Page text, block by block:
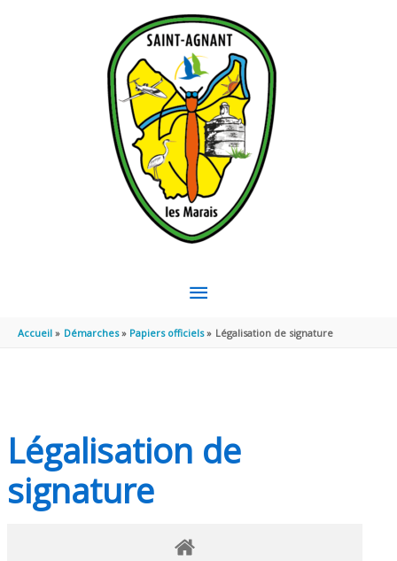
MENU
PRINCIPAL
Accueil Démarches Papiers officiels Légalisation de signature
Légalisation de
signature